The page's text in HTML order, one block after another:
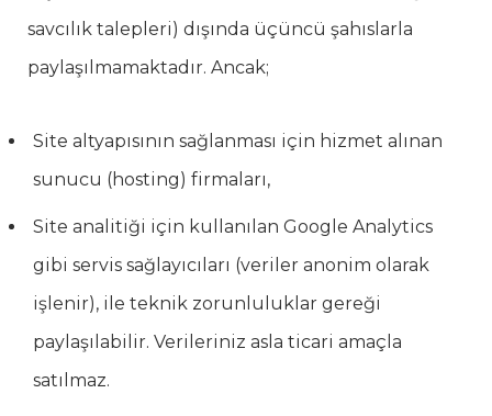
savcılık talepleri) dışında üçüncü şahıslarla
paylaşılmamaktadır. Ancak;
Site altyapısının sağlanması için hizmet alınan
sunucu (hosting) firmaları,
Site analitiği için kullanılan Google Analytics
gibi servis sağlayıcıları (veriler anonim olarak
işlenir), ile teknik zorunluluklar gereği
paylaşılabilir. Verileriniz asla ticari amaçla
satılmaz.